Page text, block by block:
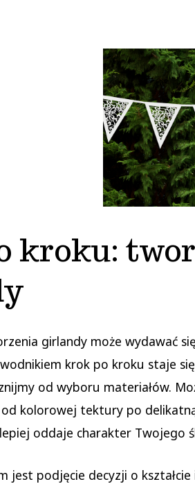
kroku:
girlandy może wydawać
krok po kroku staje
od wyboru materiałów.
kolorowej tektury po
oddaje charakter Twojego
jest podjęcie decyzji o kształcie